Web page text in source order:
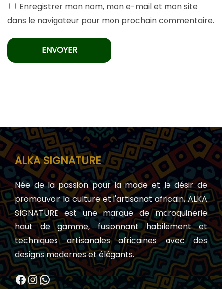
Enregistrer mon nom, mon e-mail et mon site
dans le navigateur pour mon prochain commentaire.
ALKA SIGNATURE
Née de la passion pour la mode et le désir de
promouvoir la culture et l'artisanat africain, ALKA
SIGNATURE est une marque de maroquinerie
haut de gamme, fusionnant habilement et
techniques artisanales africaines avec des
designs modernes et élégants.
Facebook InstagramWhatsApp